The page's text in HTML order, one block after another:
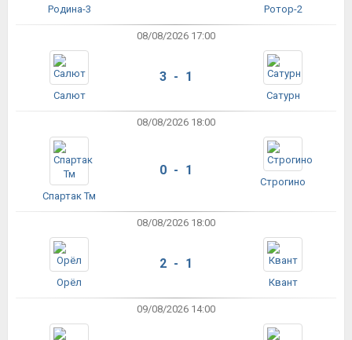
Родина-3 Ротор-2
08/08/2026 17:00
Салют
3 - 1
Сатурн
08/08/2026 18:00
Спартак Тм
0 - 1
Строгино
08/08/2026 18:00
Орёл
2 - 1
Квант
09/08/2026 14:00